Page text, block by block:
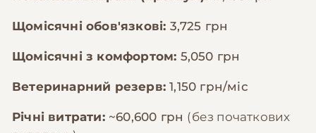
Щомісячні обов'язкові: 3,725 грн
Щомісячні з комфортом: 5,050 грн
Ветеринарний резерв:1,150 грн/міс
Річні витрати: ~60,600 грн (без початкових